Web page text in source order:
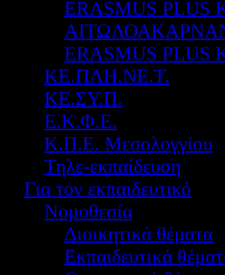
ERASMUS PLUS
ERASMUS
ΚΕ.ΠΛΗ.ΝΕ.Τ.
ΚΕ.ΣΥ.Π.
Ε.Κ.Φ.Ε.
Κ.Π.Ε. Μεσολογγίου
Τηλε-εκπαίδευση
Για τον εκπαιδευτικό
Νομοθεσία
Διοικητικά θέματα
Εκπαιδευτικά